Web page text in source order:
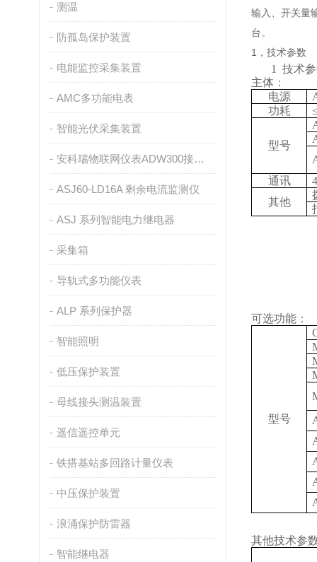
测温
防孤岛保护装置
电能监控采集装置
AMC多功能电表
智能光伏采集装置
安科瑞物联网仪表ADW300接入ONENET平台介绍
ASJ60-LD16A 剩余电流监测仪
ASJ 系列智能电力继电器
采集箱
导轨式多功能仪表
ALP 系列保护器
智能照明
低压保护装置
母线接头测温装置
遥信遥控单元
铁搭基站多回路计量仪表
中压保护装置
浪涌保护防雷器
智能继电器
输入、开关量
台。
1，技术参数
1
技术
主体：
电源
功耗
型号
通讯
其他
可选功能：
型号
其他技术参